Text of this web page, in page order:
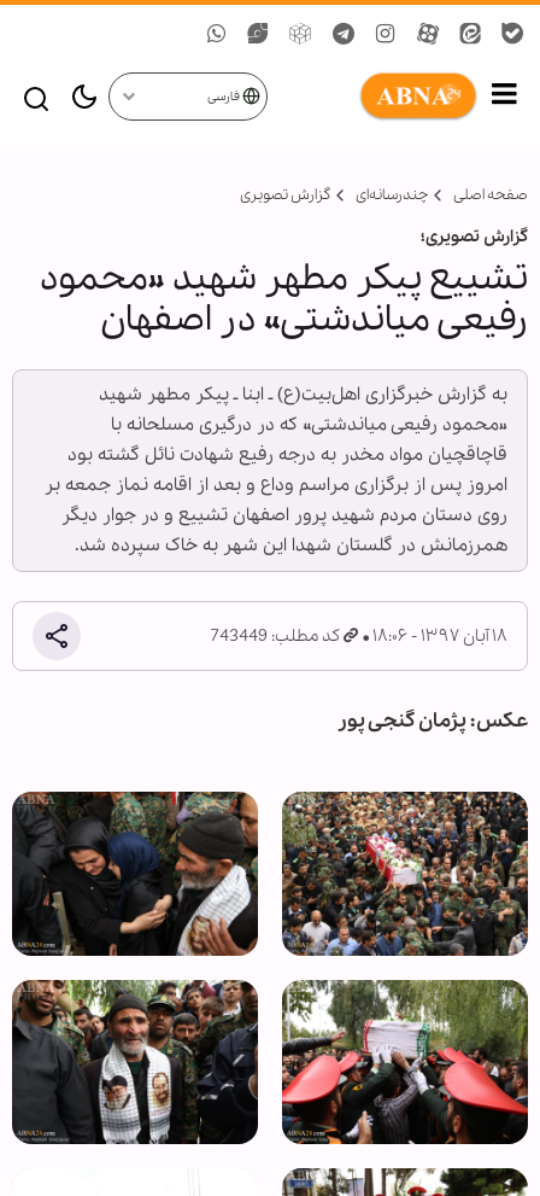
فارسی
صفحه اصلی چندرسانه‌ای گزارش تصويری
گزارش تصویری؛
تشییع پیکر مطهر شهید «محمود
رفیعی میاندشتی» در اصفهان
به گزارش خبرگزاری اهل‌بیت(ع) ـ ابنا ـ پیکر مطهر شهید
«محمود رفیعی میاندشتی» که در درگیری مسلحانه با
قاچاقچیان مواد مخدر به درجه رفیع شهادت نائل گشته بود
امروز پس از برگزاری مراسم وداع و بعد از اقامه نماز جمعه بر
روی دستان مردم شهید پرور اصفهان تشییع و در جوار دیگر
همرزمانش در گلستان شهدا این شهر به خاک سپرده شد.
۱۸ آبان ۱۳۹۷ - ۱۸:۰۶ کد مطلب: 743449
عکس: پژمان گنجی پور